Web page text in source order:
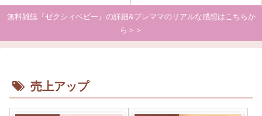
無料雑誌『ゼクシィベビー』の詳細&プレママのリアルな感想はこちらか
ら＞＞
売上アップ